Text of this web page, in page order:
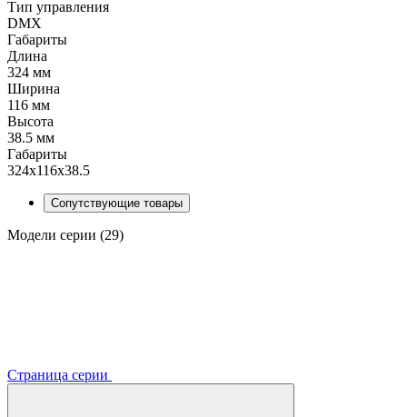
Тип управления
DMX
Габариты
Длина
324 мм
Ширина
116 мм
Высота
38.5 мм
Габариты
324x116x38.5
Сопутствующие товары
Модели серии (29)
Страница серии